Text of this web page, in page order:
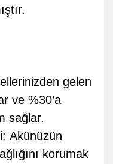
gelen
ve %30’a
sağlar.
Akünüzün
korumak